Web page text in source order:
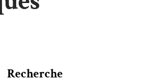
Recherche